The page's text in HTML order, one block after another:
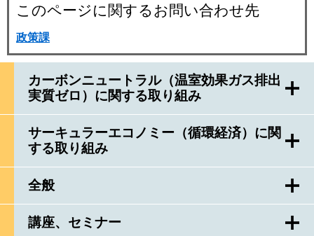
カーボンニュートラル（温室効果ガス排出
実質ゼロ）に関する取り組み
サーキュラーエコノミー（循環経済）に関
する取り組み
全般
講座、セミナー
このページに関するお問い合わせ先
政策課